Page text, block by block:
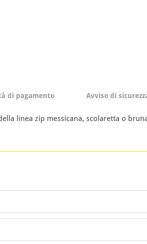
di pagamento Avviso di
linea zip messicana, scolaretta o